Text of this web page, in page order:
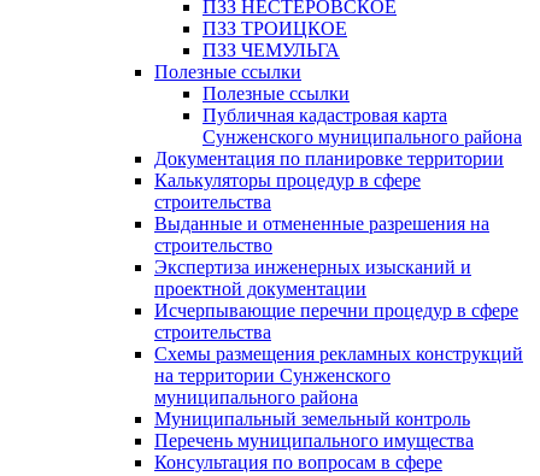
ПЗЗ НЕСТЕРОВСКОЕ
ПЗЗ ТРОИЦКОЕ
ПЗЗ ЧЕМУЛЬГА
Полезные ссылки
Полезные ссылки
Публичная кадастровая карта
Сунженского муниципального района
Документация по планировке территории
Калькуляторы процедур в сфере
строительства
Выданные и отмененные разрешения на
строительство
Экспертиза инженерных изысканий и
проектной документации
Исчерпывающие перечни процедур в сфере
строительства
Схемы размещения рекламных конструкций
на территории Сунженского
муниципального района
Муниципальный земельный контроль
Перечень муниципального имущества
Консультация по вопросам в сфере